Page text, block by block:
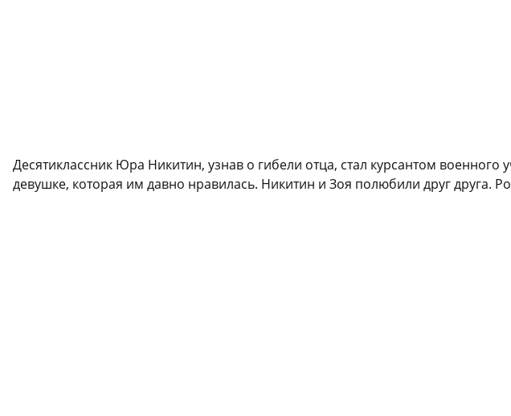
Десятиклассник Юра Никитин, узнав о гибели отца, стал курсантом
девушке, которая им давно нравилась. Никитин и Зоя полюбили друг друга.